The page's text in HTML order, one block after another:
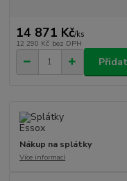
14 871 Kč/ks
12 290 Kč bez DPH
Nákup na splátky
Více informací